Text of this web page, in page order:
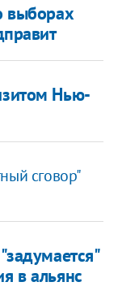
выборах
Нью-
сговор"
в альянс